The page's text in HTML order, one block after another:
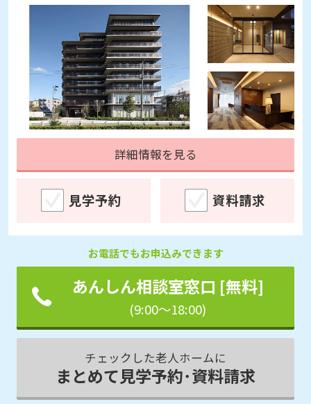
詳細情報を見る
見学予約 資料請求
お電話でもお申込みできます
あんしん相談室窓口 [無料]
(9:00～18:00)
チェックした老人ホームに
まとめて見学予約･資料請求